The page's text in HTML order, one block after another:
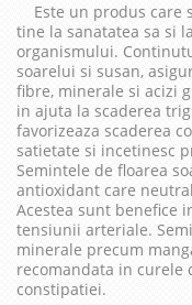
Este un produs care
tine la sanatatea sa si
organismului.
soarelui si susan,
fibre, minerale si acizi
in ajuta la scaderea
favorizeaza scaderea
satietate si incetinesc
Semintele de floarea
antioxidant care
Acestea sunt benefice
tensiunii arteriale.
minerale precum
recomandata in curele
constipatiei.